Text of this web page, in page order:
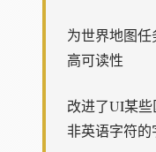
为世界地图
高可读性
改进了UI某
非英语字符